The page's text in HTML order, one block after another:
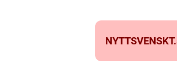
NYTTSVENSKT.